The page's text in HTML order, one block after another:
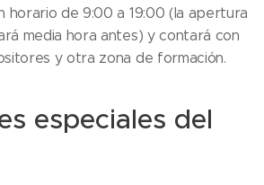
horario de 9:00 a 19:00 (la apertura
media hora antes) y contará con
y otra zona de formación.
especiales del